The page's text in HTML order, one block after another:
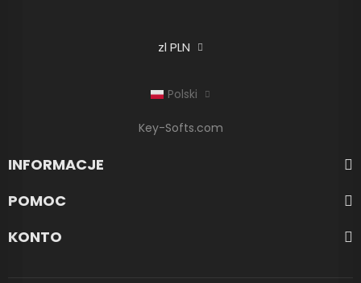
zl PLN
Polski
Key-Softs.com
INFORMACJE
POMOC
KONTO